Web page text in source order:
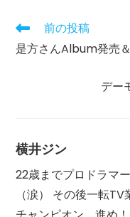
か
る
時
そ
の
他
前の投稿
是方さんAlbum発売
デー
横井ジン
22歳までプロドラマ
（涙） その後一転